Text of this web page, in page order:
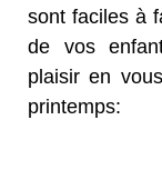
sont faciles à
de vos
plaisir en
printemps: